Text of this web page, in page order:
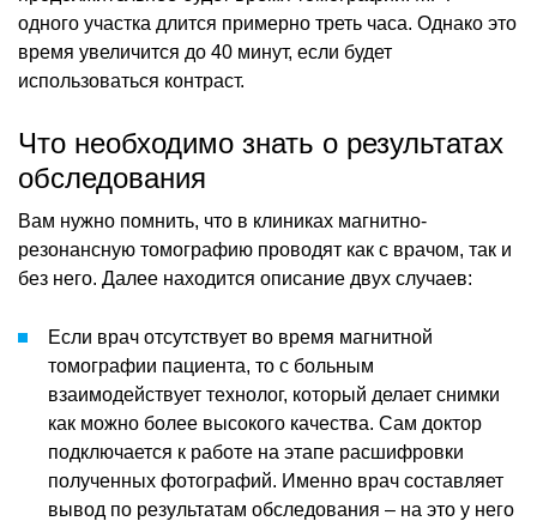
одного участка длится примерно треть часа. Однако это
время увеличится до 40 минут, если будет
использоваться контраст.
Что необходимо знать о результатах
обследования
Вам нужно помнить, что в клиниках магнитно-
резонансную томографию проводят как с врачом, так и
без него. Далее находится описание двух случаев:
Если врач отсутствует во время магнитной
томографии пациента, то с больным
взаимодействует технолог, который делает снимки
как можно более высокого качества. Сам доктор
подключается к работе на этапе расшифровки
полученных фотографий. Именно врач составляет
вывод по результатам обследования – на это у него